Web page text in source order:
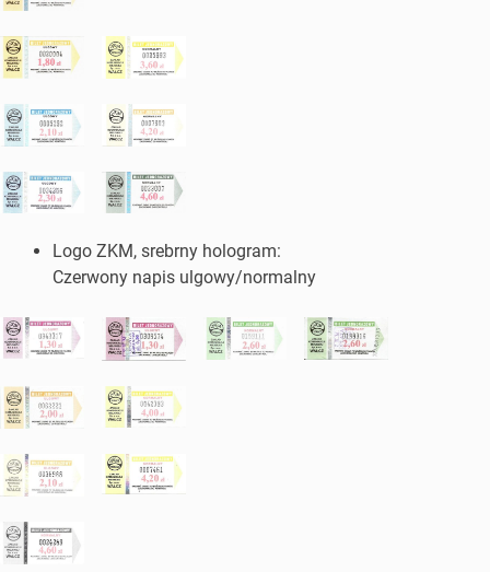
Logo ZKM, srebrny hologram:
Czerwony napis ulgowy/normalny